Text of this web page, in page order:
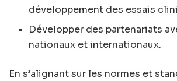
développement des essais
Développer des partenariats
nationaux et internationaux.
En s’alignant sur les normes et